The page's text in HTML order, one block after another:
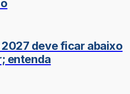
deve ficar abaixo
entenda